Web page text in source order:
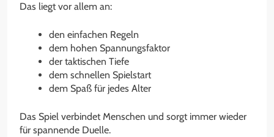
Das liegt vor allem an:
den einfachen Regeln
dem hohen Spannungsfaktor
der taktischen Tiefe
dem schnellen Spielstart
dem Spaß für jedes Alter
Das Spiel verbindet Menschen und sorgt immer wieder
für spannende Duelle.